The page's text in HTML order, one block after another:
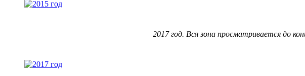
2017 год. Вся зона просматривается до